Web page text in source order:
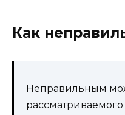
Как
Неправильным
рассматриваемого